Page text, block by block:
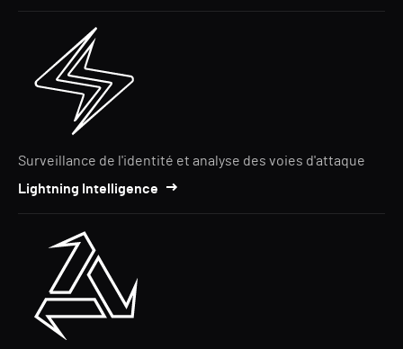
Surveillance de l'identité et analyse des voies d'attaque
Lightning Intelligence